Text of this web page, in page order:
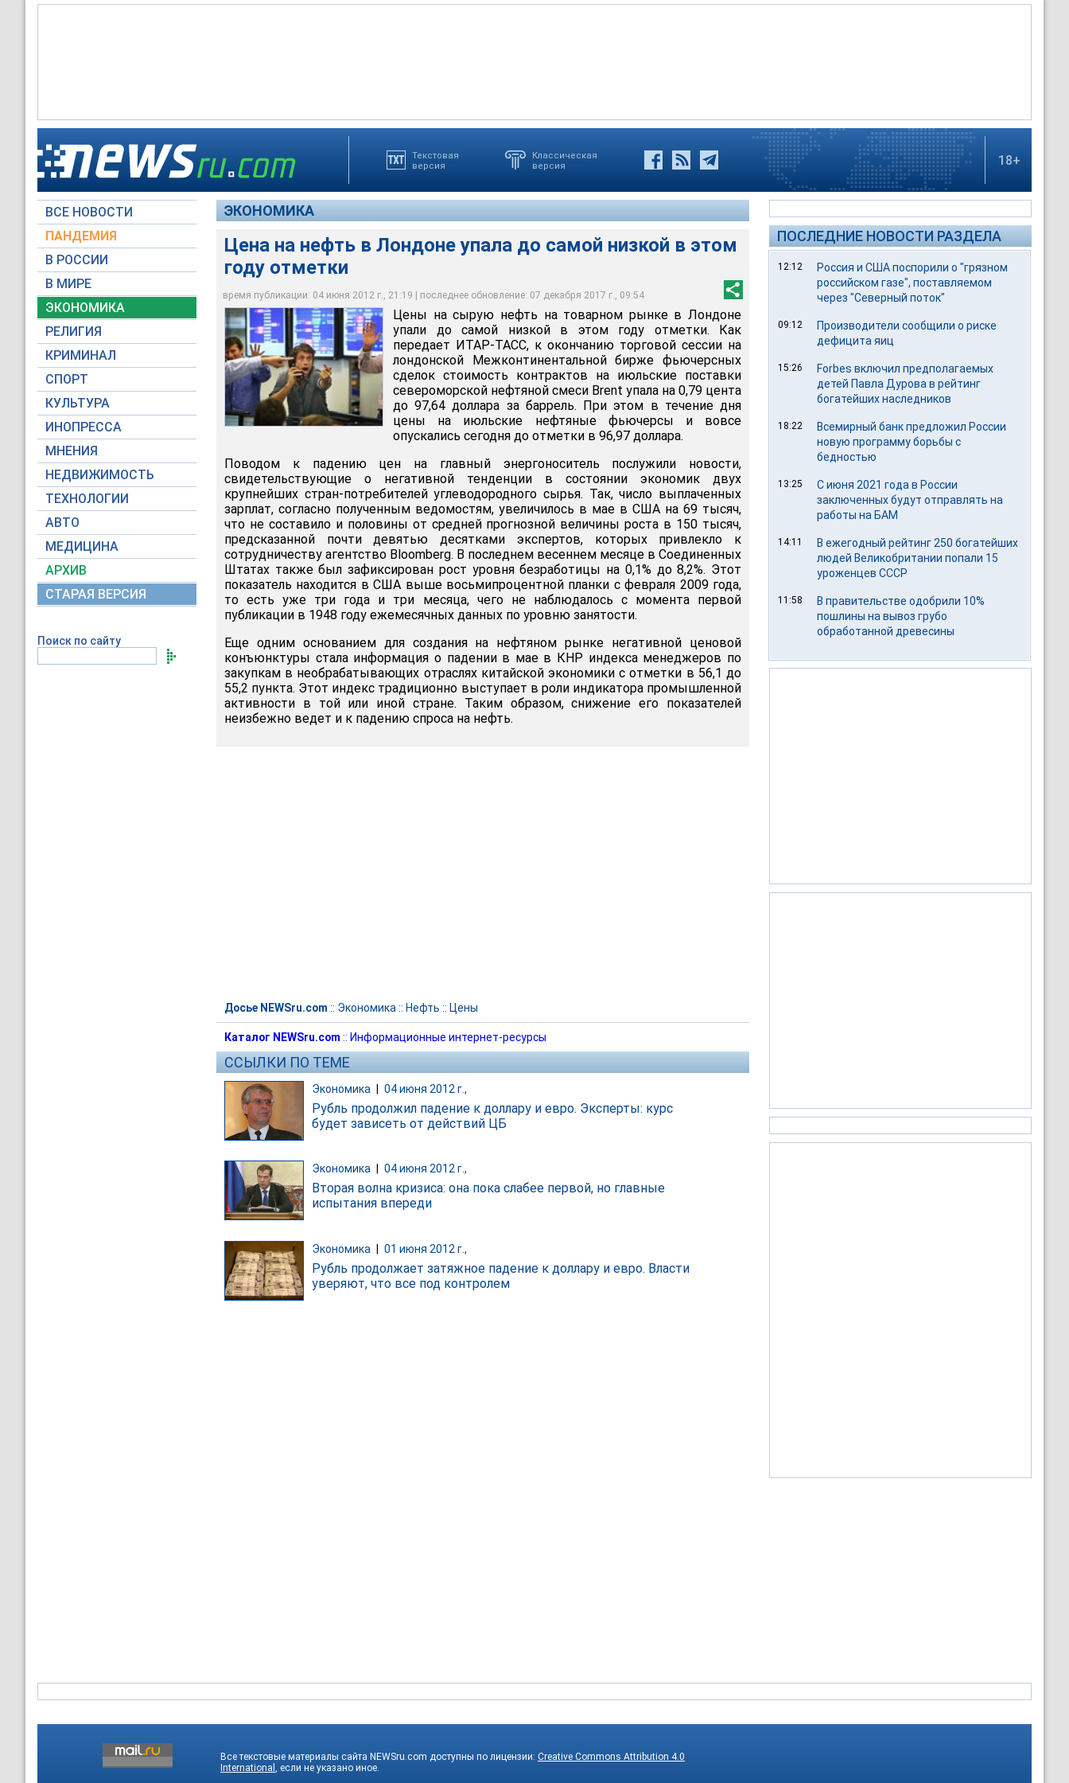
Текстовая
версия
Классическая
версия
18+
ВСЕ НОВОСТИ
ПАНДЕМИЯ
В РОССИИ
В МИРЕ
ЭКОНОМИКА
РЕЛИГИЯ
КРИМИНАЛ
СПОРТ
КУЛЬТУРА
ИНОПРЕССА
МНЕНИЯ
НЕДВИЖИМОСТЬ
ТЕХНОЛОГИИ
АВТО
МЕДИЦИНА
АРХИВ
СТАРАЯ ВЕРСИЯ
Поиск по сайту
ЭКОНОМИКА
Цена на нефть в Лондоне упала до самой низкой в этом
году отметки
время публикации: 04 июня 2012 г., 21:19 | последнее обновление: 07 декабря 2017 г., 09:54
Цены на сырую нефть на товарном рынке в Лондоне упали до самой низкой в этом
году отметки
adme.ru
Цены на сырую нефть на товарном рынке в Лондоне
упали до самой низкой в этом году отметки. Как
передает ИТАР-ТАСС, к окончанию торговой сессии на
лондонской Межконтинентальной бирже фьючерсных
сделок стоимость контрактов на июльские поставки
североморской нефтяной смеси Brent упала на 0,79 цента
до 97,64 доллара за баррель. При этом в течение дня
цены на июльские нефтяные фьючерсы и вовсе
опускались сегодня до отметки в 96,97 доллара.
Поводом к падению цен на главный энергоноситель послужили новости,
свидетельствующие о негативной тенденции в состоянии экономик двух
крупнейших стран-потребителей углеводородного сырья. Так, число выплаченных
зарплат, согласно полученным ведомостям, увеличилось в мае в США на 69 тысяч,
что не составило и половины от средней прогнозной величины роста в 150 тысяч,
предсказанной почти девятью десятками экспертов, которых привлекло к
сотрудничеству агентство Bloomberg. В последнем весеннем месяце в Соединенных
Штатах также был зафиксирован рост уровня безработицы на 0,1% до 8,2%. Этот
показатель находится в США выше восьмипроцентной планки с февраля 2009 года,
то есть уже три года и три месяца, чего не наблюдалось с момента первой
публикации в 1948 году ежемесячных данных по уровню занятости.
Еще одним основанием для создания на нефтяном рынке негативной ценовой
конъюнктуры стала информация о падении в мае в КНР индекса менеджеров по
закупкам в необрабатывающих отраслях китайской экономики с отметки в 56,1 до
55,2 пункта. Этот индекс традиционно выступает в роли индикатора промышленной
активности в той или иной стране. Таким образом, снижение его показателей
неизбежно ведет и к падению спроса на нефть.
Досье NEWSru.com :: Экономика :: Нефть :: Цены
Каталог NEWSru.com :: Информационные интернет-ресурсы
ССЫЛКИ ПО ТЕМЕ
Экономика 04 июня 2012 г.,
Рубль продолжил падение к доллару и евро. Эксперты: курс
будет зависеть от действий ЦБ
Экономика 04 июня 2012 г.,
Вторая волна кризиса: она пока слабее первой, но главные
испытания впереди
Экономика | 01 июня 2012 г.,
Рубль продолжает затяжное падение к доллару и евро. Власти
уверяют, что все под контролем
ПОСЛЕДНИЕ НОВОСТИ РАЗДЕЛА
12:12
Россия и США поспорили о "грязном
российском газе", поставляемом
через "Северный поток"
09:12
Производители сообщили о риске
дефицита яиц
15:26
Forbes включил предполагаемых
детей Павла Дурова в рейтинг
богатейших наследников
18:22
Всемирный банк предложил России
новую программу борьбы с
бедностью
13:25
С июня 2021 года в России
заключенных будут отправлять на
работы на БАМ
14:11
В ежегодный рейтинг 250 богатейших
людей Великобритании попали 15
уроженцев СССР
11:58
В правительстве одобрили 10%
пошлины на вывоз грубо
обработанной древесины
Все текстовые материалы сайта NEWSru.com доступны по лицензии: Creative Commons Attribution 4.0
International
, если не указано иное.